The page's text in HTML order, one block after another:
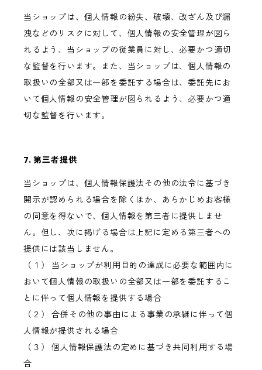
当ショップは、個人情報の紛失、破壊、改ざん及び漏
洩などのリスクに対して、個人情報の安全管理が図ら
れるよう、当ショップの従業員に対し、必要かつ適切
な監督を行います。また、当ショップは、個人情報の
取扱いの全部又は一部を委託する場合は、委託先にお
いて個人情報の安全管理が図られるよう、必要かつ適
切な監督を行います。
7. 第三者提供
当ショップは、個人情報保護法その他の法令に基づき
開示が認められる場合を除くほか、あらかじめお客様
の同意を得ないで、個人情報を第三者に提供しませ
ん。但し、次に掲げる場合は上記に定める第三者への
提供には該当しません。
（１） 当ショップが利用目的の達成に必要な範囲内に
おいて個人情報の取扱いの全部又は一部を委託するこ
とに伴って個人情報を提供する場合
（２） 合併その他の事由による事業の承継に伴って個
人情報が提供される場合
（３） 個人情報保護法の定めに基づき共同利用する場
合